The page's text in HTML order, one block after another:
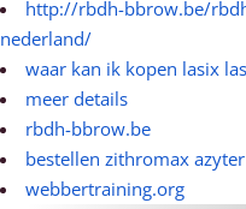
http://rbdh-bbrow.be/
nederland/
waar kan ik kopen lasix
meer details
rbdh-bbrow.be
bestellen zithromax
webbertraining.org